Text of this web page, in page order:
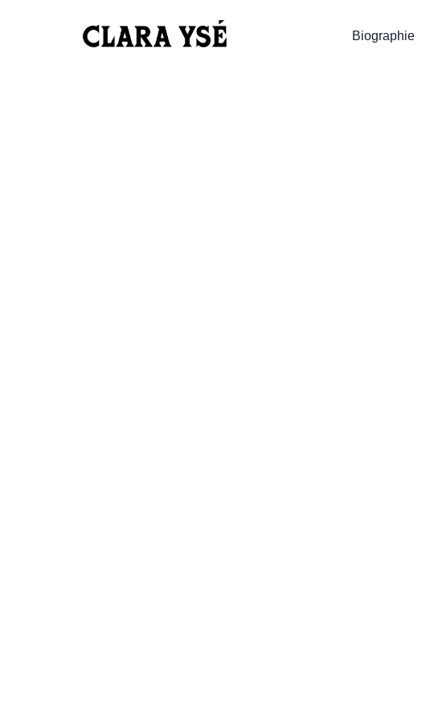
Biographie
02/03/2024 – BLOIS – LE